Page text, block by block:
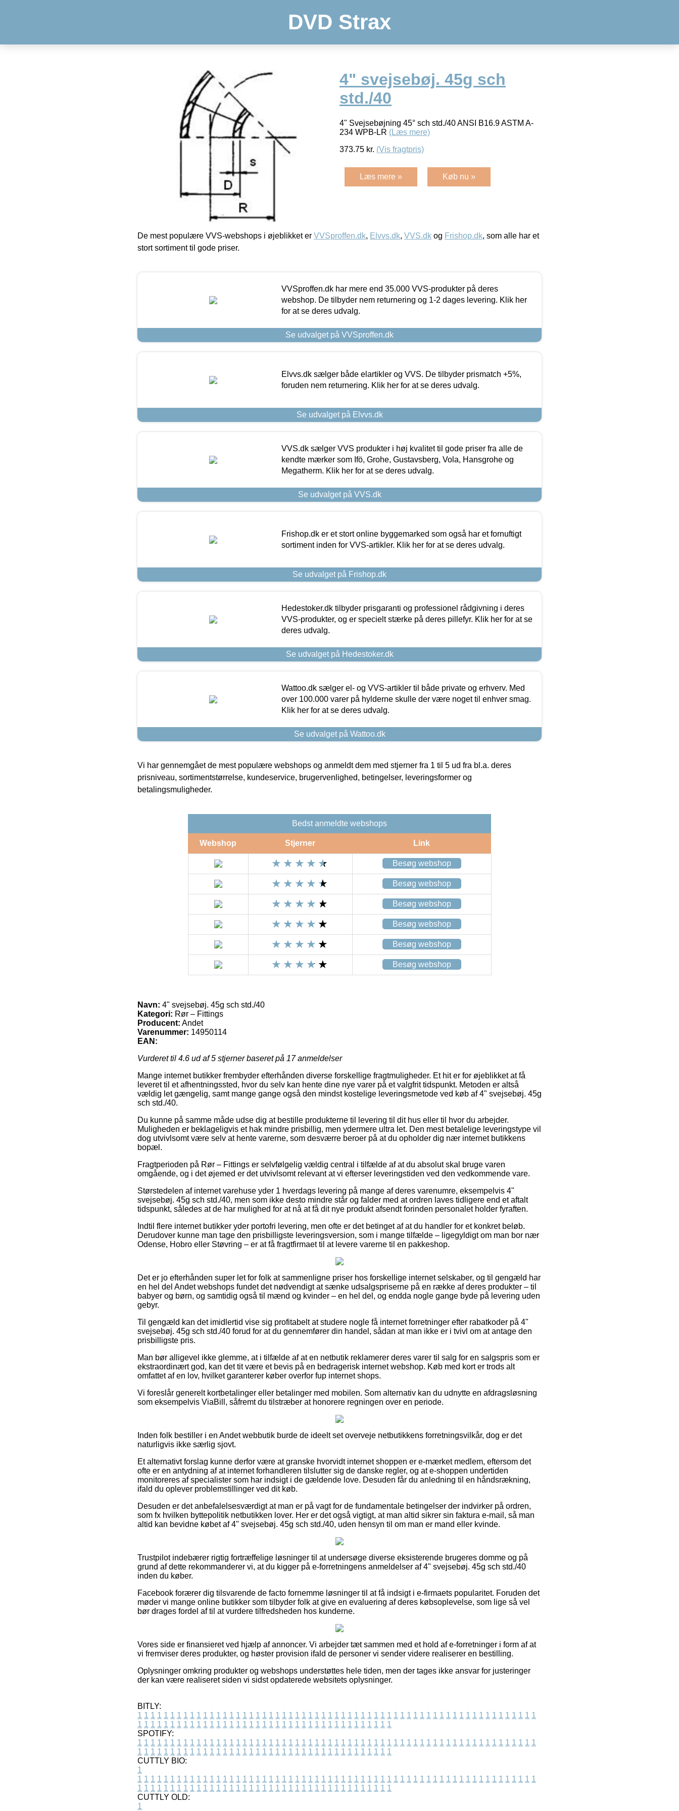
DVD Strax
4" svejsebøj. 45g sch
std./40
4" Svejsebøjning 45° sch std./40 ANSI B16.9 ASTM A-
234 WPB-LR (Læs mere)
373.75 kr. (Vis fragtpris)
Læs mere » Køb nu »
De mest populære VVS-webshops i øjeblikket er VVSproffen.dk, Elvvs.dk, VVS.dk og Frishop.dk, som alle har et
stort sortiment til gode priser.
VVSproffen.dk har mere end 35.000 VVS-produkter på deres
webshop. De tilbyder nem returnering og 1-2 dages levering. Klik her
for at se deres udvalg.
Se udvalget på VVSproffen.dk
Elvvs.dk sælger både elartikler og VVS. De tilbyder prismatch +5%,
foruden nem returnering. Klik her for at se deres udvalg.
Se udvalget på Elvvs.dk
VVS.dk sælger VVS produkter i høj kvalitet til gode priser fra alle de
kendte mærker som Ifö, Grohe, Gustavsberg, Vola, Hansgrohe og
Megatherm. Klik her for at se deres udvalg.
Se udvalget på VVS.dk
Frishop.dk er et stort online byggemarked som også har et fornuftigt
sortiment inden for VVS-artikler. Klik her for at se deres udvalg.
Se udvalget på Frishop.dk
Hedestoker.dk tilbyder prisgaranti og professionel rådgivning i deres
VVS-produkter, og er specielt stærke på deres pillefyr. Klik her for at se
deres udvalg.
Se udvalget på Hedestoker.dk
Wattoo.dk sælger el- og VVS-artikler til både private og erhverv. Med
over 100.000 varer på hylderne skulle der være noget til enhver smag.
Klik her for at se deres udvalg.
Se udvalget på Wattoo.dk
Vi har gennemgået de mest populære webshops og anmeldt dem med stjerner fra 1 til 5 ud fra bl.a. deres
prisniveau, sortimentstørrelse, kundeservice, brugervenlighed, betingelser, leveringsformer og
betalingsmuligheder.
Bedst anmeldte webshops
Webshop Stjerner Link
Besøg webshop
Besøg webshop
Besøg webshop
Besøg webshop
Besøg webshop
Besøg webshop
Navn: 4" svejsebøj. 45g sch std./40
Kategori: Rør – Fittings
Producent: Andet
Varenummer: 14950114
EAN:
Vurderet til 4.6 ud af 5 stjerner baseret på 17anmeldelser
Mange internet butikker frembyder efterhånden diverse forskellige fragtmuligheder. Et hit er for øjeblikket at få
leveret til et afhentningssted, hvor du selv kan hente dine nye varer på et valgfrit tidspunkt. Metoden er altså
vældig let gængelig, samt mange gange også den mindst kostelige leveringsmetode ved køb af 4" svejsebøj. 45g
sch std./40.
Du kunne på samme måde udse dig at bestille produkterne til levering til dit hus eller til hvor du arbejder.
Muligheden er beklageligvis et hak mindre prisbillig, men ydermere ultra let. Den mest betalelige leveringstype vil
dog utvivlsomt være selv at hente varerne, som desværre beroer på at du opholder dig nær internet butikkens
bopæl.
Fragtperioden på Rør – Fittings er selvfølgelig vældig central i tilfælde af at du absolut skal bruge varen
omgående, og i det øjemed er det utvivlsomt relevant at vi efterser leveringstiden ved den vedkommende vare.
Størstedelen af internet varehuse yder 1 hverdags levering på mange af deres varenumre, eksempelvis 4"
svejsebøj. 45g sch std./40, men som ikke desto mindre står og falder med at ordren laves tidligere end et aftalt
tidspunkt, således at de har mulighed for at nå at få dit nye produkt afsendt forinden personalet holder fyraften.
Indtil flere internet butikker yder portofri levering, men ofte er det betinget af at du handler for et konkret beløb.
Derudover kunne man tage den prisbilligste leveringsversion, som i mange tilfælde – ligegyldigt om man bor nær
Odense, Hobro eller Støvring – er at få fragtfirmaet til at levere varerne til en pakkeshop.
Det er jo efterhånden super let for folk at sammenligne priser hos forskellige internet selskaber, og til gengæld har
en hel del Andet webshops fundet det nødvendigt at sænke udsalgspriserne på en række af deres produkter – til
babyer og børn, og samtidig også til mænd og kvinder – en hel del, og endda nogle gange byde på levering uden
gebyr.
Til gengæld kan det imidlertid vise sig profitabelt at studere nogle få internet forretninger efter rabatkoder på 4"
svejsebøj. 45g sch std./40 forud for at du gennemfører din handel, sådan at man ikke er i tvivl om at antage den
prisbilligste pris.
Man bør alligevel ikke glemme, at i tilfælde af at en netbutik reklamerer deres varer til salg for en salgspris som er
ekstraordinært god, kan det tit være et bevis på en bedragerisk internet webshop. Køb med kort er trods alt
omfattet af en lov, hvilket garanterer køber overfor fup internet shops.
Vi foreslår generelt kortbetalinger eller betalinger med mobilen. Som alternativ kan du udnytte en afdragsløsning
som eksempelvis ViaBill, såfremt du tilstræber at honorere regningen over en periode.
Inden folk bestiller i en Andet webbutik burde de ideelt set overveje netbutikkens forretningsvilkår, dog er det
naturligvis ikke særlig sjovt.
Et alternativt forslag kunne derfor være at granske hvorvidt internet shoppen er e-mærket medlem, eftersom det
ofte er en antydning af at internet forhandleren tilslutter sig de danske regler, og at e-shoppen undertiden
monitoreres af specialister som har indsigt i de gældende love. Desuden får du anledning til en håndsrækning,
ifald du oplever problemstillinger ved dit køb.
Desuden er det anbefalelsesværdigt at man er på vagt for de fundamentale betingelser der indvirker på ordren,
som fx hvilken byttepolitik netbutikken lover. Her er det også vigtigt, at man altid sikrer sin faktura e-mail, så man
altid kan bevidne købet af 4" svejsebøj. 45g sch std./40, uden hensyn til om man er mand eller kvinde.
Trustpilot indebærer rigtig fortræffelige løsninger til at undersøge diverse eksisterende brugeres domme og på
grund af dette rekommanderer vi, at du kigger på e-forretningens anmeldelser af 4" svejsebøj. 45g sch std./40
inden du køber.
Facebook forærer dig tilsvarende de facto fornemme løsninger til at få indsigt i e-firmaets popularitet. Foruden det
møder vi mange online butikker som tilbyder folk at give en evaluering af deres købsoplevelse, som lige så vel
bør drages fordel af til at vurdere tilfredsheden hos kunderne.
Vores side er finansieret ved hjælp af annoncer. Vi arbejder tæt sammen med et hold af e-forretninger i form af at
vi fremviser deres produkter, og høster provision ifald de personer vi sender videre realiserer en bestilling.
Oplysninger omkring produkter og webshops understøttes hele tiden, men der tages ikke ansvar for justeringer
der kan være realiseret siden vi sidst opdaterede websitets oplysninger.
BITLY:
1 1 1 1 1 1 1 1 1 1 1 1 1 1 1 1 1 1 1 1 1 1 1 1 1 1 1 1 1 1 1 1 1 1 1 1 1 1 1 1 1 1 1 1 1 1 1 1 1 1 1 1 1 1 1 1 1 1 1 1 1
1 1 1 1 1 1 1 1 1 1 1 1 1 1 1 1 1 1 1 1 1 1 1 1 1 1 1 1 1 1 1 1 1 1 1 1 1 1 1
SPOTIFY:
1 1 1 1 1 1 1 1 1 1 1 1 1 1 1 1 1 1 1 1 1 1 1 1 1 1 1 1 1 1 1 1 1 1 1 1 1 1 1 1 1 1 1 1 1 1 1 1 1 1 1 1 1 1 1 1 1 1 1 1 1
1 1 1 1 1 1 1 1 1 1 1 1 1 1 1 1 1 1 1 1 1 1 1 1 1 1 1 1 1 1 1 1 1 1 1 1 1 1 1
CUTTLY BIO:
1
1 1 1 1 1 1 1 1 1 1 1 1 1 1 1 1 1 1 1 1 1 1 1 1 1 1 1 1 1 1 1 1 1 1 1 1 1 1 1 1 1 1 1 1 1 1 1 1 1 1 1 1 1 1 1 1 1 1 1 1 1
1 1 1 1 1 1 1 1 1 1 1 1 1 1 1 1 1 1 1 1 1 1 1 1 1 1 1 1 1 1 1 1 1 1 1 1 1 1 1
CUTTLY OLD:
1